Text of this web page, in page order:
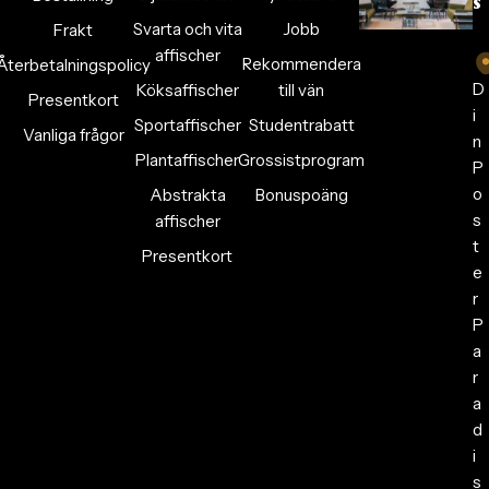
Frakt
Presentkort
Vanliga frågor
Svarta och vita
affischer
Köksaffischer
Sportaffischer
Plantaffischer
Abstrakta
affischer
Presentkort
Jobb
Rekommendera
till vän
Studentrabatt
Grossistprogram
Bonuspoäng
s
D
i
n
P
o
s
t
e
r
P
a
r
a
d
i
s